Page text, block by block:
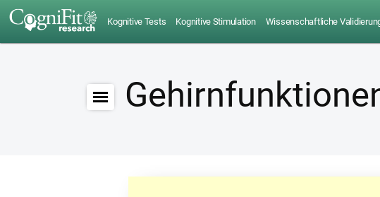
Kognitive Tests Kognitive Stimulation Wissenschaftliche